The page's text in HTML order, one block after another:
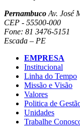
Pernambuco Av. José
CEP - 55500-000
Fone: 81 3476-5151
Escada – PE
EMPRESA
Institucional
Linha do Tempo
Missão e Visão
Valores
Politica de
Unidades
Trabalhe